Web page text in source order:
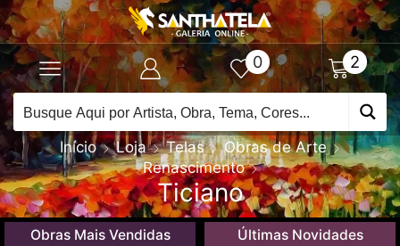
0 2
Início Loja Telas
Obras de Arte
Renascimento
Ticiano
Obras Mais Vendidas Últimas Novidades